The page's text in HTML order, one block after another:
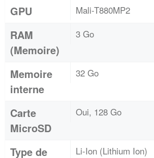
GPU Mali-T880MP2
RAM
(Memoire)
3 Go
Memoire
interne
32 Go
Carte
MicroSD
Oui, 128 Go
Type de
Li-Ion (Lithium Ion)